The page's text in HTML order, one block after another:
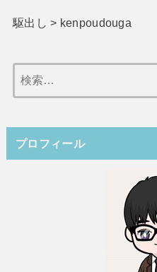
駆出し > kenpoudouga
プロフィール